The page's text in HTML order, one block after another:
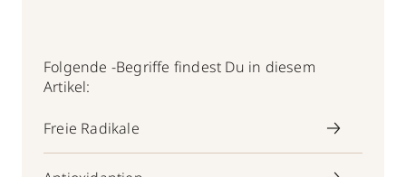
Folgende -Begriffe findest Du in diesem
Artikel:
Freie Radikale